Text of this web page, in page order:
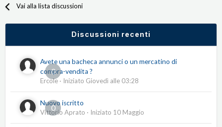
Vai alla lista discussioni
Discussioni recenti
0
Avete una bacheca annunci o un mercatino di
compra-vendita ?
Ercole · Iniziato Giovedì alle 03:28
0
Nuovo iscritto
Vittorio Aprato · Iniziato 10 Maggio